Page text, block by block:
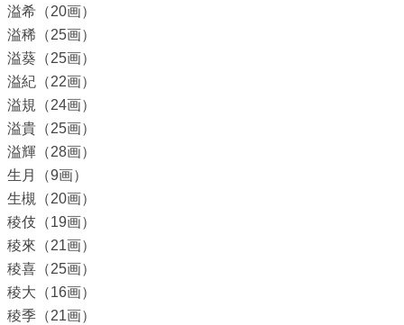
溢希（20画）
溢稀（25画）
溢葵（25画）
溢紀（22画）
溢規（24画）
溢貴（25画）
溢輝（28画）
生月（9画）
生槻（20画）
稜伎（19画）
稜來（21画）
稜喜（25画）
稜大（16画）
稜季（21画）